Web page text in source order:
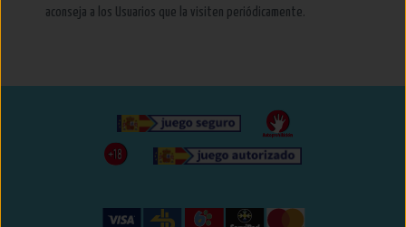
aconseja a los Usuarios que la visiten periódicamente.